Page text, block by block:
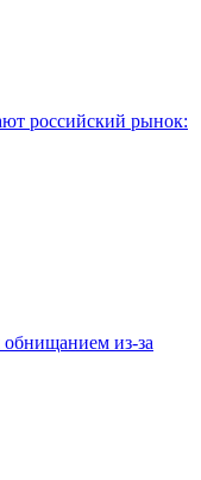
российский рынок:
из-за